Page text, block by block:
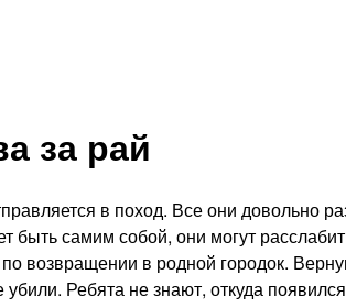
за рай
в поход. Все они
самим собой, они могут
по возвращении в родной городок.
Ребята не знают, откуда